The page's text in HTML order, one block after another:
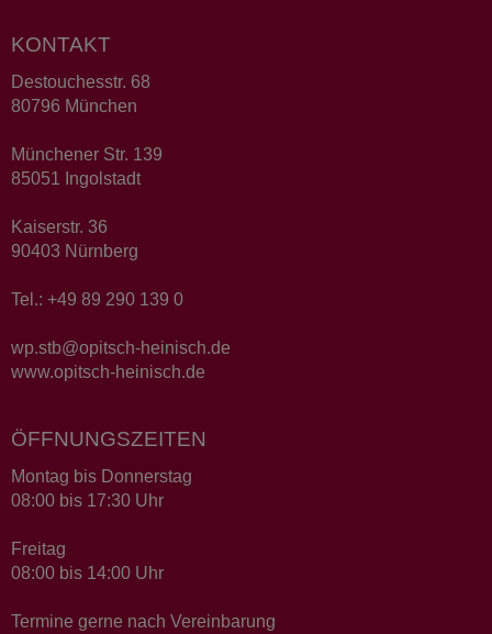
KONTAKT
Destouchesstr. 68
80796 München
Münchener Str. 139
85051 Ingolstadt
Kaiserstr. 36
90403 Nürnberg
Tel.: +49 89 290 139 0
wp.stb@opitsch-heinisch.de
www.opitsch-heinisch.de
ÖFFNUNGSZEITEN
Montag bis Donnerstag
08:00 bis 17:30 Uhr
Freitag
08:00 bis 14:00 Uhr
Termine gerne nach Vereinbarung